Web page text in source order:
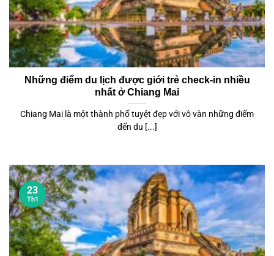
Những điểm du lịch được giới trẻ check-in nhiều
nhất ở Chiang Mai
Chiang Mai là một thành phố tuyệt đẹp với vô vàn những điểm
đến du [...]
23
Th1